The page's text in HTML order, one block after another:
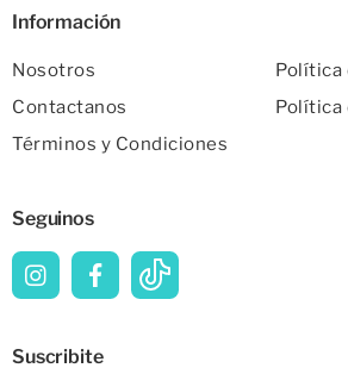
Información
Nosotros
Contactanos
Términos y Condiciones
Política
Política
Seguinos
Suscribite